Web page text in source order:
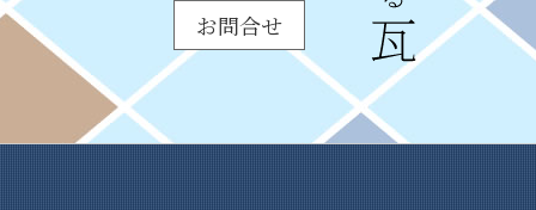
お問合せ